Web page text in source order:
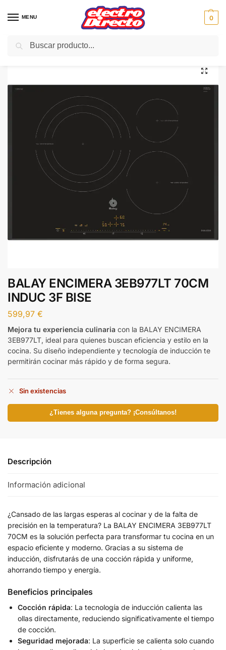
MENU 0
Inicio Gama blanca Encimeras
BALAY ENCIMERA 3EB977LT 70CM
INDUC 3F BISE
599,97 €
Mejora tu experiencia culinaria con la BALAY ENCIMERA
3EB977LT, ideal para quienes buscan eficiencia y estilo en la
cocina. Su diseño independiente y tecnología de inducción te
permitirán cocinar más rápido y de forma segura.
Sin existencias
¿Tienes alguna pregunta? ¡Consúltanos!
Descripción
Información adicional
¿Cansado de las largas esperas al cocinar y de la falta de
precisión en la temperatura? La BALAY ENCIMERA 3EB977LT
70CM es la solución perfecta para transformar tu cocina en un
espacio eficiente y moderno. Gracias a su sistema de
inducción, disfrutarás de una cocción rápida y uniforme,
ahorrando tiempo y energía.
Beneficios principales
Cocción rápida: La tecnología de inducción calienta las
ollas directamente, reduciendo significativamente el tiempo
de cocción.
Seguridad mejorada: La superficie se calienta solo cuando